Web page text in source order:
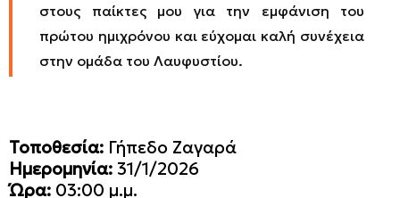
στους παίκτες μου για την εμφάνιση του
πρώτου ημιχρόνου και εύχομαι καλή συνέχεια
στην ομάδα του Λαυφυστίου.
Τοποθεσία: Γήπεδο Ζαγαρά
Ημερομηνία: 31/1/2026
Ώρα: 03:00 μ.μ.